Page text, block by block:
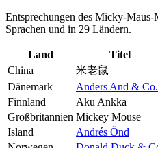
Entsprechungen des Micky-Maus-
Sprachen und in 29 Ländern.
Land Titel
China
米老鼠
Dänemark
Anders And & Co.
Finnland
Aku Ankka
Großbritannien Mickey Mouse
Island
Andrés Önd